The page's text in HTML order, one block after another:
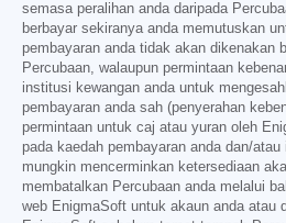
semasa peralihan anda daripada
berbayar sekiranya anda memutuskan
pembayaran anda tidak akan dikenakan
Percubaan, walaupun permintaan
institusi kewangan anda untuk
pembayaran anda sah (penyerahan
permintaan untuk caj atau yuran oleh
pada kaedah pembayaran anda dan/atau
mungkin mencerminkan ketersediaan
membatalkan Percubaan anda melalui
web EnigmaSoft untuk akaun anda atau